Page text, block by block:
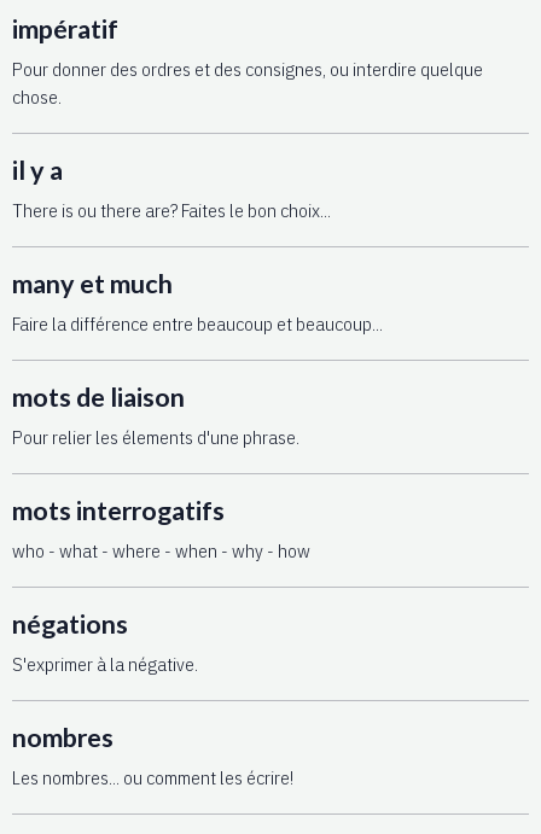
impératif
Pour donner des ordres et des consignes, ou interdire quelque
chose.
il y a
There is ou there are? Faites le bon choix...
many et much
Faire la différence entre beaucoup et beaucoup...
mots de liaison
Pour relier les élements d'une phrase.
mots interrogatifs
who - what - where - when - why - how
négations
S'exprimer à la négative.
nombres
Les nombres... ou comment les écrire!